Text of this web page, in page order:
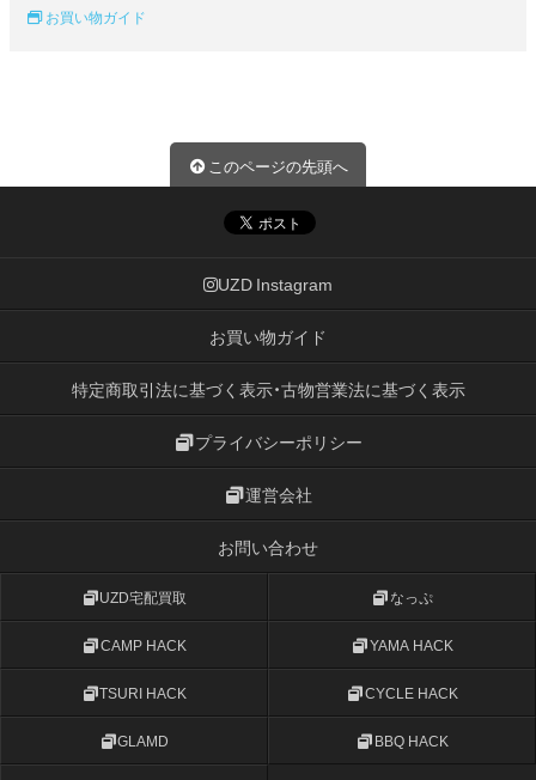
お買い物ガイド
このページの先頭へ
UZD Instagram
お買い物ガイド
特定商取引法に基づく表示・古物営業法に基づく表示
プライバシーポリシー
運営会社
お問い合わせ
UZD宅配買取 なっぷ
CAMP HACK YAMA HACK
TSURI HACK CYCLE HACK
GLAMD BBQ HACK